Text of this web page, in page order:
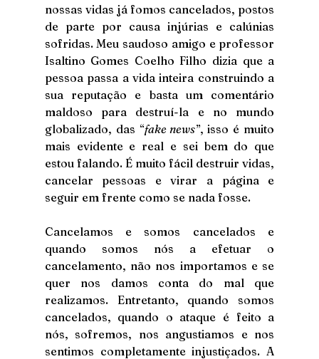
nossas vidas já fomos cancelados, postos
de parte por causa injúrias e calúnias
sofridas. Meu saudoso amigo e professor
Isaltino Gomes Coelho Filho dizia que a
pessoa passa a vida inteira construindo a
sua reputação e basta um comentário
maldoso para destruí-la e no mundo
globalizado, das “fake news”, isso é muito
mais evidente e real e sei bem do que
estou falando. É muito fácil destruir vidas,
cancelar pessoas e virar a página e
seguir em frente como se nada fosse.
Cancelamos e somos cancelados e
quando somos nós a efetuar o
cancelamento, não nos importamos e se
quer nos damos conta do mal que
realizamos. Entretanto, quando somos
cancelados, quando o ataque é feito a
nós, sofremos, nos angustiamos e nos
sentimos completamente injustiçados. A